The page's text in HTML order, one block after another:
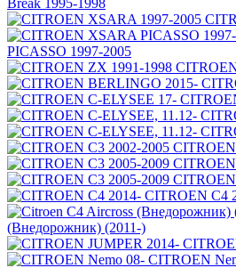
PICASSO 1997-2005
CITROEN C4
(Внедорожник) (2011-)
CITROEN